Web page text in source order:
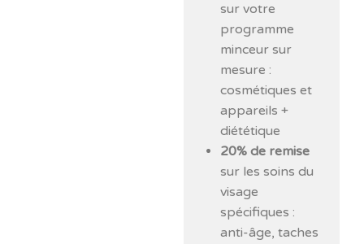
sur votre
programme
minceur sur
mesure :
cosmétiques et
appareils +
diététique
20% de remise
sur les soins du
visage
spécifiques :
anti-âge, taches